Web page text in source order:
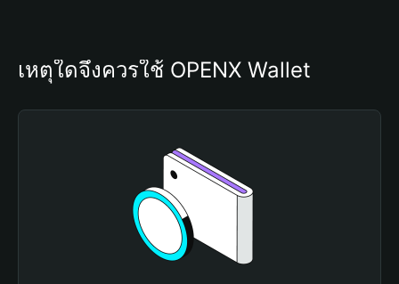
เหตุใดจึงควรใช้ OPENX Wallet